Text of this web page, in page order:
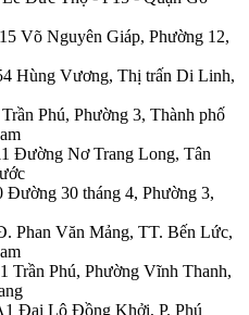
Võ Nguyên Giáp, Phường 12,
Hùng Vương, Thị trấn Di Linh,
Phú, Phường 3, Thành phố
Đường Nơ Trang Long, Tân
30 tháng 4, Phường 3,
Phan Văn Mảng, TT. Bến Lức,
Trần Phú, Phường Vĩnh Thanh,
Đại Lộ Đồng Khởi, P. Phú